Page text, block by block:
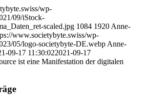
wp-
09/iStock-
scaled.jpg 1084 1920 Anne-
www.societybyte.swiss/wp-
05/logo-societybyte-DE.webp Anne-
09-17 11:30:022021-09-17
ist eine Manifestation der digitalen